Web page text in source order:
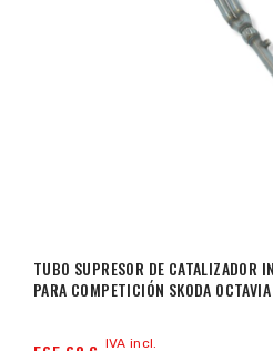
TUBO SUPRESOR DE CATALIZADOR
PARA COMPETICIÓN SKODA
IVA incl.